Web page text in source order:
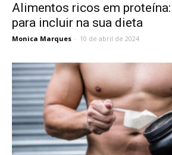
Alimentos ricos em
para incluir na sua dieta
Monica Marques - 10 de abril de 2024